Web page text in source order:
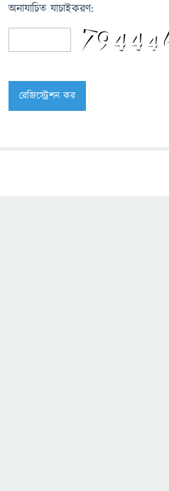
অনাযাচিত যাচাইকরণ: